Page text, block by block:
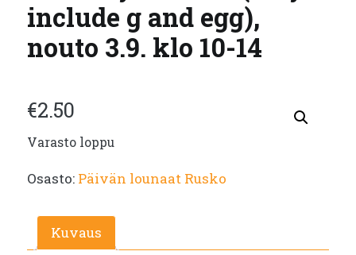
include g and egg),
nouto 3.9. klo 10-14
€2.50
Varasto loppu
Osasto: Päivän lounaat Rusko
Kuvaus